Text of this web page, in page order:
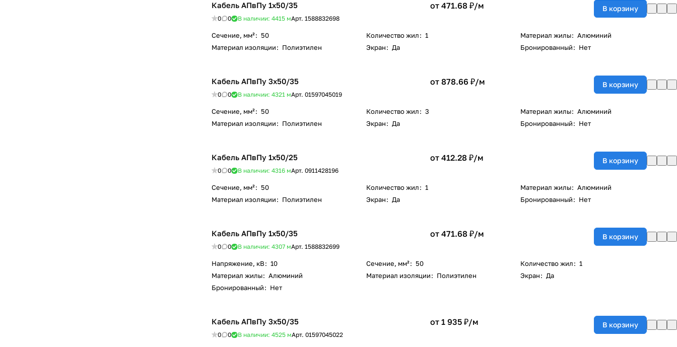
Кабель АПвПу 1х50/35
0 0 В наличии: 4415 мАрт. 1588832698
от 471.68 ₽/м В корзину
Сечение, мм²: 50 Количество жил: 1 Материал жилы: Алюминий
Материал изоляции: Полиэтилен Экран: Да Бронированный: Нет
Кабель АПвПу 3х50/35
0 0 В наличии: 4321 мАрт. 01597045019
от 878.66 ₽/м В корзину
Сечение, мм²: 50 Количество жил: 3 Материал жилы: Алюминий
Материал изоляции: Полиэтилен Экран: Да Бронированный: Нет
Кабель АПвПу 1х50/25
0 0 В наличии: 4316 мАрт. 0911428196
от 412.28 ₽/м В корзину
Сечение, мм²: 50 Количество жил: 1 Материал жилы: Алюминий
Материал изоляции: Полиэтилен Экран: Да Бронированный: Нет
Кабель АПвПу 1х50/35
0 0 В наличии: 4307 мАрт. 1588832699
от 471.68 ₽/м В корзину
Напряжение, кВ: 10 Сечение, мм²: 50 Количество жил: 1
Материал жилы: Алюминий Материал изоляции: Полиэтилен Экран: Да
Бронированный: Нет
Кабель АПвПу 3х50/35
0 0 В наличии: 4525 мАрт. 01597045022
от 1 935 ₽/м В корзину